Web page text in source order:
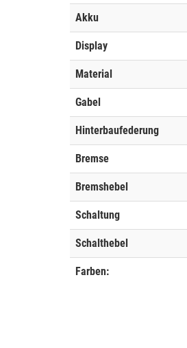
Akku
Display
Material
Gabel
Hinterbaufederung
Bremse
Bremshebel
Schaltung
Schalthebel
Farben: